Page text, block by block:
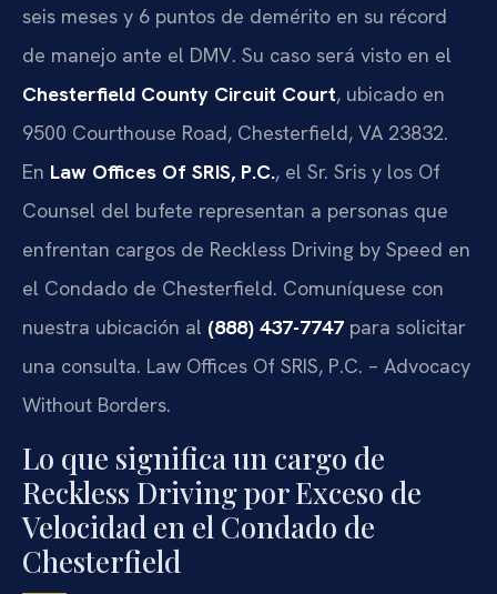
seis meses y 6 puntos de demérito en su récord
de manejo ante el DMV. Su caso será visto en el
Chesterfield County Circuit Court, ubicado en
9500 Courthouse Road, Chesterfield, VA 23832.
En Law Offices Of SRIS, P.C., el Sr. Sris y los Of
Counsel del bufete representan a personas que
enfrentan cargos de Reckless Driving by Speed en
el Condado de Chesterfield. Comuníquese con
nuestra ubicación al (888) 437-7747 para solicitar
una consulta. Law Offices Of SRIS, P.C. – Advocacy
Without Borders.
Lo que significa un cargo de
Reckless Driving por Exceso de
Velocidad en el Condado de
Chesterfield